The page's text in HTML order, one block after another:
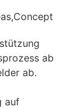
ab
ab.
auf